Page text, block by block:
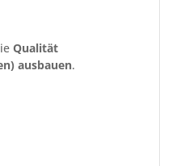
Qualität
ausbauen.